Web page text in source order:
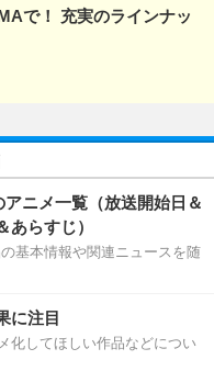
で！ 充実のラインナッ
アニメ一覧（放送開始日＆
らすじ）
基本情報や関連ニュースを随
に注目
化してほしい作品などについ